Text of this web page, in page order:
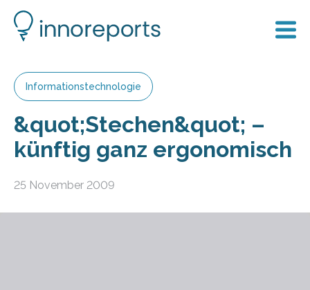
Informationstechnologie
&quot;Stechen&quot; –
künftig ganz ergonomisch
25 November 2009